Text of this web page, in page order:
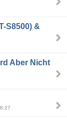
S8500) &
Aber Nicht